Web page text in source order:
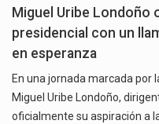
Miguel Uribe Londoño
presidencial con un
en esperanza
En una jornada marcada por
Miguel Uribe Londoño,
oficialmente su aspiración a